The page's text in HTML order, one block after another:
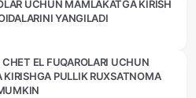
UCHUN MAMLAKATGA KIRISH
YANGILADI
CHET EL FUQAROLARI UCHUN
PULLIK RUXSATNOMA